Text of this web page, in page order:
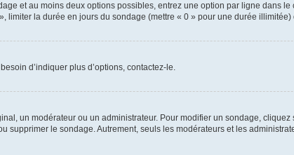
et au moins deux options possibles, entrez une option par ligne dans
limiter la durée en jours du sondage (mettre « 0 » pour une durée
d’indiquer plus d’options, contactez-le.
un modérateur ou un administrateur. Pour modifier un sondage, cliquez
supprimer le sondage. Autrement, seuls les modérateurs et les